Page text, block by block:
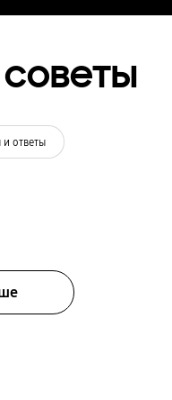
ответы